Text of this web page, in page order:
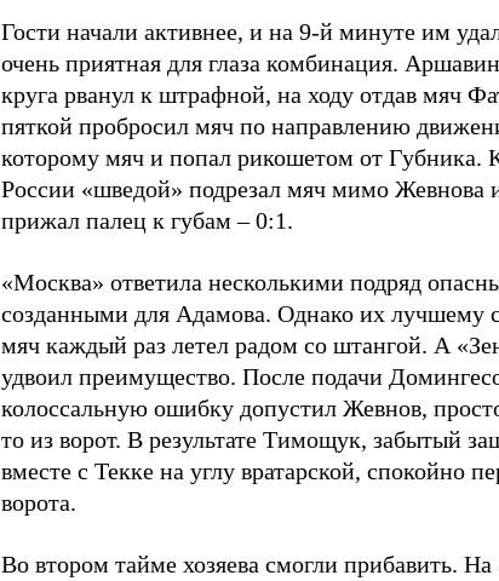
Гости начали активнее, и на 9-й минуте им
очень приятная для глаза комбинация.
круга рванул к штрафной, на ходу отдав мяч
пяткой пробросил мяч по направлению
которому мяч и попал рикошетом от Губника.
России «шведой» подрезал мяч мимо
прижал палец к губам – 0:1.
«Москва» ответила несколькими подряд
созданными для Адамова. Однако их лучшему
мяч каждый раз летел радом со штангой. А
удвоил преимущество. После подачи
колоссальную ошибку допустил Жевнов,
то из ворот. В результате Тимощук, забытый
вместе с Текке на углу вратарской, спокойно
ворота.
Во втором тайме хозяева смогли прибавить.